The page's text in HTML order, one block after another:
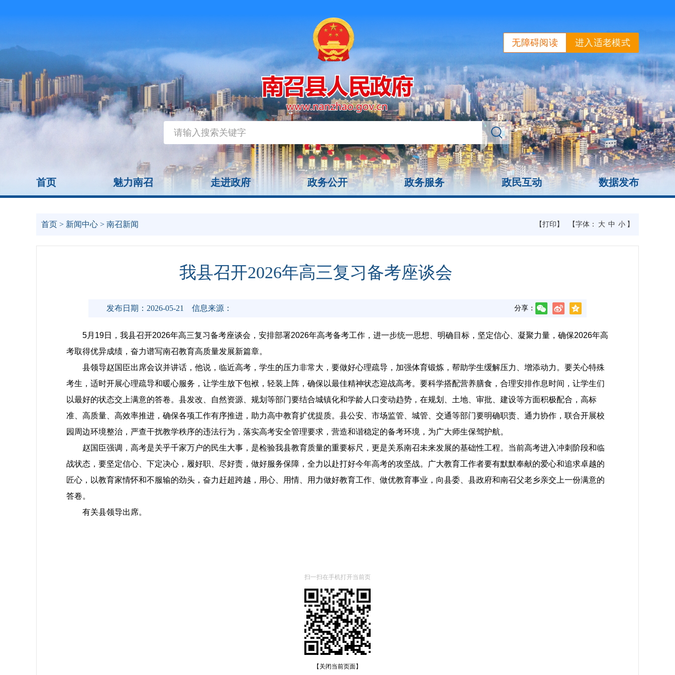
进入适老模式
无障碍阅读
首页 魅力南召 走进政府 政务公开 政务服务 政民互动 数据发布
首页 > 新闻中心 > 南召新闻 【打印】 【字体： 大 中 小 】
我县召开2026年高三复习备考座谈会
发布日期：2026-05-21 信息来源： 分享：
5月19日，我县召开2026年高三复习备考座谈会，安排部署2026年高考备考工作，进一步统一思想、明确目标，坚定信心、凝聚力量，确保2026年高
考取得优异成绩，奋力谱写南召教育高质量发展新篇章。
县领导赵国臣出席会议并讲话，他说，临近高考，学生的压力非常大，要做好心理疏导，加强体育锻炼，帮助学生缓解压力、增添动力。要关心特殊
考生，适时开展心理疏导和暖心服务，让学生放下包袱，轻装上阵，确保以最佳精神状态迎战高考。要科学搭配营养膳食，合理安排作息时间，让学生们
以最好的状态交上满意的答卷。县发改、自然资源、规划等部门要结合城镇化和学龄人口变动趋势，在规划、土地、审批、建设等方面积极配合，高标
准、高质量、高效率推进，确保各项工作有序推进，助力高中教育扩优提质。县公安、市场监管、城管、交通等部门要明确职责、通力协作，联合开展校
园周边环境整治，严查干扰教学秩序的违法行为，落实高考安全管理要求，营造和谐稳定的备考环境，为广大师生保驾护航。
赵国臣强调，高考是关乎千家万户的民生大事，是检验我县教育质量的重要标尺，更是关系南召未来发展的基础性工程。当前高考进入冲刺阶段和临
战状态，要坚定信心、下定决心，履好职、尽好责，做好服务保障，全力以赴打好今年高考的攻坚战。广大教育工作者要有默默奉献的爱心和追求卓越的
匠心，以教育家情怀和不服输的劲头，奋力赶超跨越，用心、用情、用力做好教育工作、做优教育事业，向县委、县政府和南召父老乡亲交上一份满意的
答卷。
有关县领导出席。
扫一扫在手机打开当前页
【关闭当前页面】